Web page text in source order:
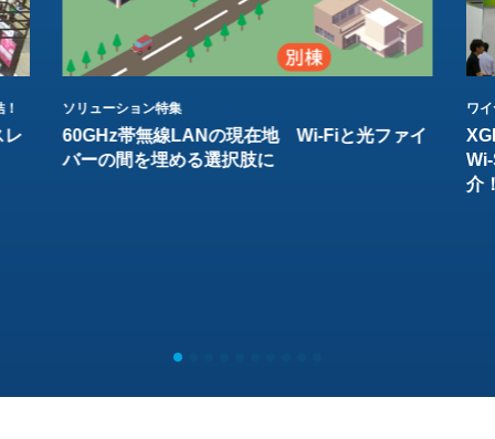
レ
ソリューション特集
60GHz帯無線LANの現在地 Wi-Fiと光ファイ
バーの間を埋める選択肢に
ワ
介